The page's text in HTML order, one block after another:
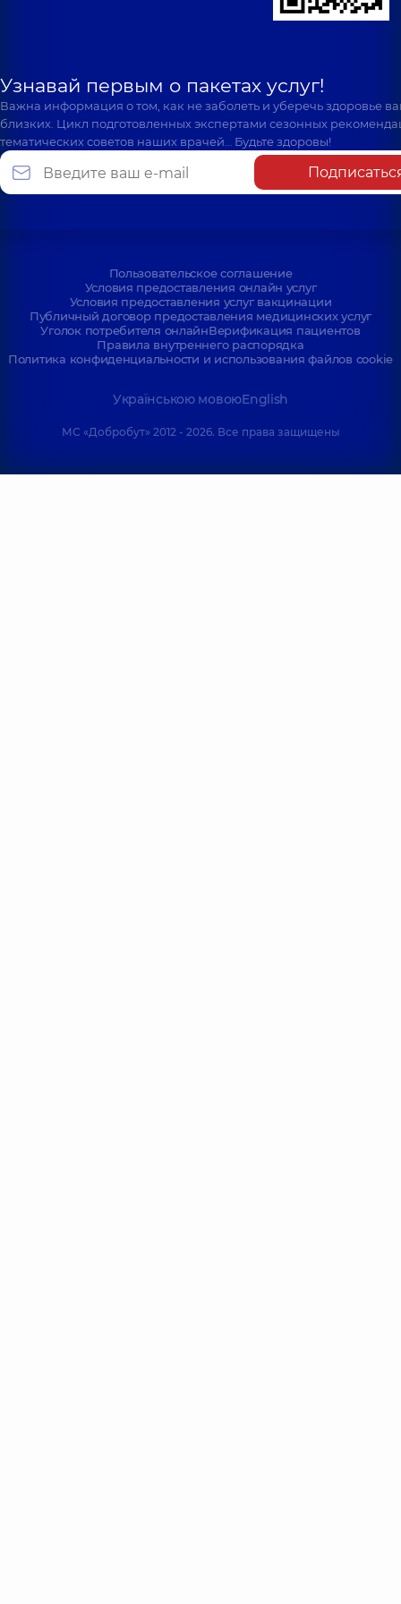
Отоларинголог,2
Узнавай первым о пакетах услуг!
Важна информация о том, как не заболеть и уберечь здоровье
близких. Цикл подготовленных экспертами сезонных
тематических советов наших врачей… Будьте здоровы!
Пользовательское соглашение
Условия предоставления онлайн услуг
Условия предоставления услуг вакцинации
Публичный договор предоставления медицинских услуг
Уголок потребителя онлайнВерификация пациентов
Правила внутреннего распорядка
Политика конфиденциальности и использования файлов cookie
Українською мовоюEnglish
МС «Добробут» 2012 - 2026. Все права защищены